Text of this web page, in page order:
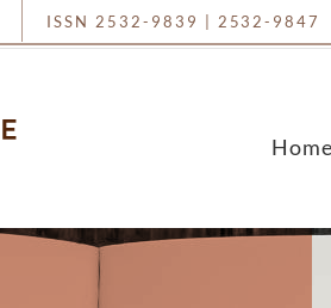
ISSN 2532-9839 | 2532-9847
Home